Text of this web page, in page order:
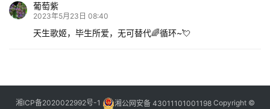
葡萄紫
2023年5月23日 08:40
天生歌姬，毕生所爱，无可替代🌈循环~💘
湘ICP备2020022992号-1 湘公网安备 43011101001198Copyright ©